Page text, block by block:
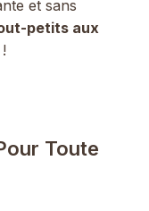
et sans
petits aux
!
Toute